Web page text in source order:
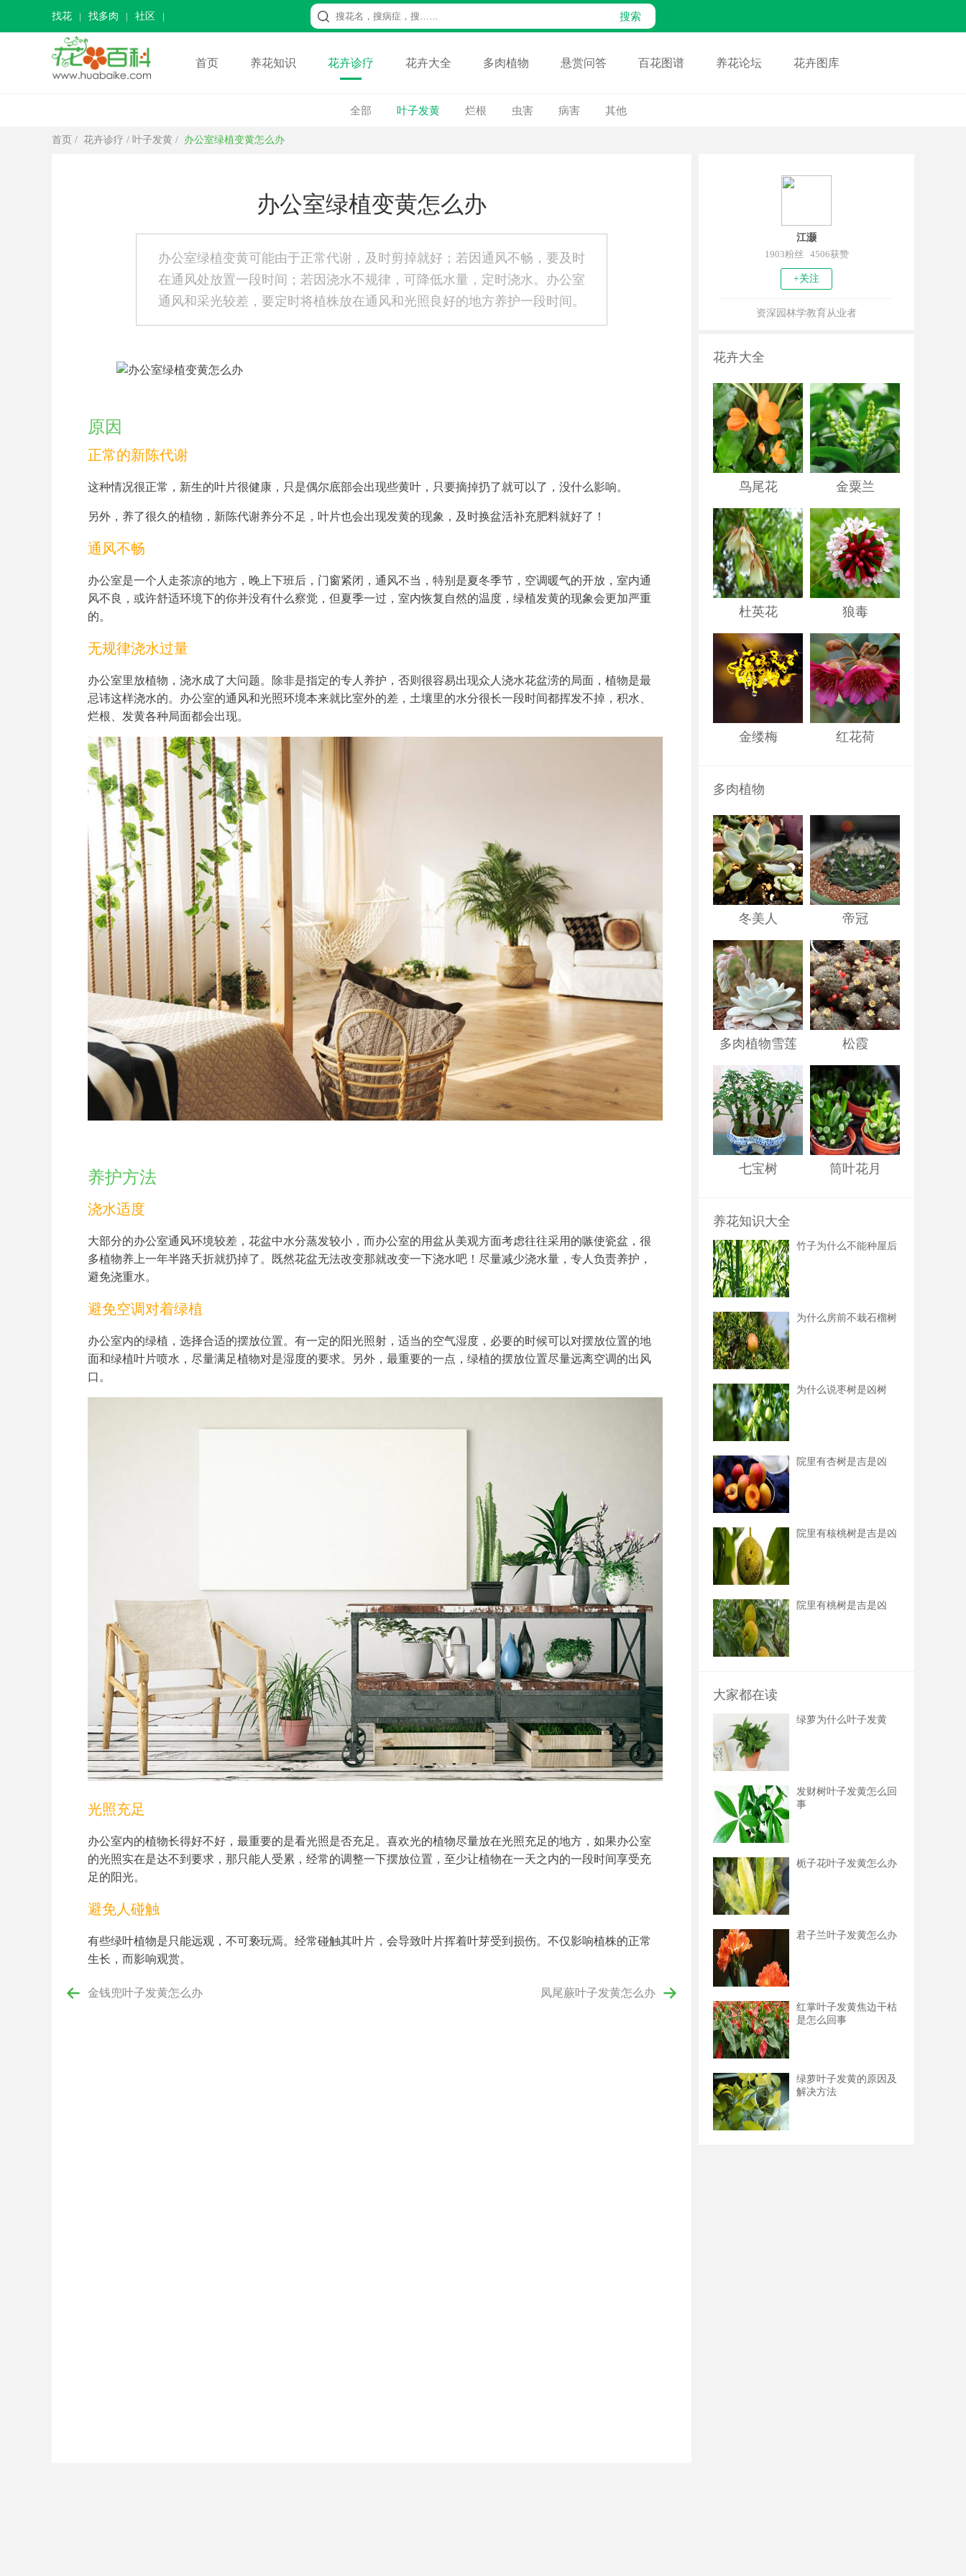
找花 找多肉 社区
首页 养花知识 花卉诊疗 花卉大全 多肉植物 悬赏问答 百花图谱 养花论坛 花卉图库
全部 叶子发黄 烂根 虫害 病害 其他
首页 / 花卉诊疗 / 叶子发黄 / 办公室绿植变黄怎么办
办公室绿植变黄怎么办
办公室绿植变黄可能由于正常代谢，及时剪掉就好；若因通风不畅，要及时
在通风处放置一段时间；若因浇水不规律，可降低水量，定时浇水。办公室
通风和采光较差，要定时将植株放在通风和光照良好的地方养护一段时间。
原因
正常的新陈代谢
这种情况很正常，新生的叶片很健康，只是偶尔底部会出现些黄叶，只要摘掉扔了就可以了，没什么影响。
另外，养了很久的植物，新陈代谢养分不足，叶片也会出现发黄的现象，及时换盆活补充肥料就好了！
通风不畅
办公室是一个人走茶凉的地方，晚上下班后，门窗紧闭，通风不当，特别是夏冬季节，空调暖气的开放，室内通
风不良，或许舒适环境下的你并没有什么察觉，但夏季一过，室内恢复自然的温度，绿植发黄的现象会更加严重
的。
无规律浇水过量
办公室里放植物，浇水成了大问题。除非是指定的专人养护，否则很容易出现众人浇水花盆涝的局面，植物是最
忌讳这样浇水的。办公室的通风和光照环境本来就比室外的差，土壤里的水分很长一段时间都挥发不掉，积水、
烂根、发黄各种局面都会出现。
养护方法
浇水适度
大部分的办公室通风环境较差，花盆中水分蒸发较小，而办公室的用盆从美观方面考虑往往采用的嗾使瓷盆，很
多植物养上一年半路夭折就扔掉了。既然花盆无法改变那就改变一下浇水吧！尽量减少浇水量，专人负责养护，
避免浇重水。
避免空调对着绿植
办公室内的绿植，选择合适的摆放位置。有一定的阳光照射，适当的空气湿度，必要的时候可以对摆放位置的地
面和绿植叶片喷水，尽量满足植物对是湿度的要求。另外，最重要的一点，绿植的摆放位置尽量远离空调的出风
口。
光照充足
办公室内的植物长得好不好，最重要的是看光照是否充足。喜欢光的植物尽量放在光照充足的地方，如果办公室
的光照实在是达不到要求，那只能人受累，经常的调整一下摆放位置，至少让植物在一天之内的一段时间享受充
足的阳光。
避免人碰触
有些绿叶植物是只能远观，不可亵玩焉。经常碰触其叶片，会导致叶片挥着叶芽受到损伤。不仅影响植株的正常
生长，而影响观赏。
金钱兜叶子发黄怎么办 凤尾蕨叶子发黄怎么办
江灏
1903粉丝 4506获赞
+关注
资深园林学教育从业者
花卉大全
鸟尾花 金粟兰
杜英花 狼毒
金缕梅 红花荷
多肉植物
冬美人 帝冠
多肉植物雪莲 松霞
七宝树 筒叶花月
养花知识大全
竹子为什么不能种屋后
为什么房前不栽石榴树
为什么说枣树是凶树
院里有杏树是吉是凶
院里有核桃树是吉是凶
院里有桃树是吉是凶
大家都在读
绿萝为什么叶子发黄
发财树叶子发黄怎么回
事
栀子花叶子发黄怎么办
君子兰叶子发黄怎么办
红掌叶子发黄焦边干枯
是怎么回事
绿萝叶子发黄的原因及
解决方法